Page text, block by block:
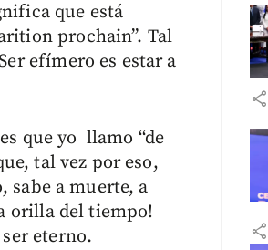
que está
prochain”. Tal
efímero es estar a
que yo llamo “de
tal vez por eso,
a muerte, a
orilla del tiempo!
eterno.
share
share